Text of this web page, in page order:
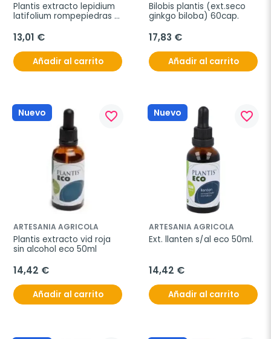
Plantis extracto lepidium
latifolium rompepiedras
13,01 €
Añadir al carrito
Bilobis plantis (ext.seco
ginkgo biloba) 60cap.
17,83 €
Añadir al carrito
Nuevo favorite_border
ARTESANIA AGRICOLA
Plantis extracto vid roja
sin alcohol eco 50ml
14,42 €
Añadir al carrito
Nuevo favorite_border
ARTESANIA AGRICOLA
Ext. llanten s/al eco 50ml.
14,42 €
Añadir al carrito